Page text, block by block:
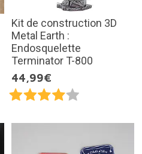
Kit de construction 3D
Metal Earth :
Endosquelette
Terminator T-800
44,99€